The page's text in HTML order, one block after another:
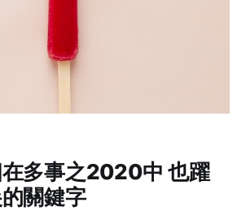
多事之2020中 也躍
關鍵字